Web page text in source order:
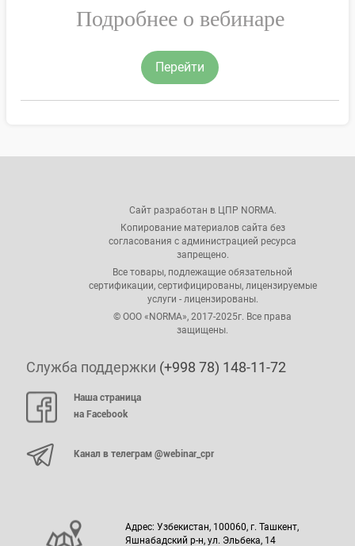
Подробнее о вебинаре
Перейти
Сайт разработан в ЦПР NORMA.
Копирование материалов сайта без
согласования с администрацией ресурса
запрещено.
Все товары, подлежащие обязательной
сертификации, сертифицированы, лицензируемые
услуги - лицензированы.
© ООО «NORMA», 2017-2025г. Все права
защищены.
Служба поддержки (+998 78) 148-11-72
Наша страница
на Facebook
Канал в телеграм @webinar_cpr
Адрес: Узбекистан, 100060, г. Ташкент,
Яшнабадский р-н, ул. Эльбека, 14